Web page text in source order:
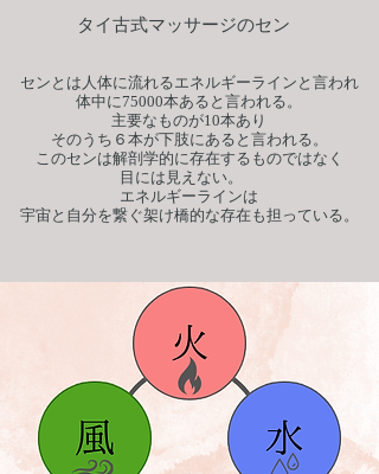
センとは人体に流れるエネルギーラインと言われ
体中に75000本あると言われる。
主要なものが10本あり
そのうち６本が下肢にあると言われる。
このセンは解剖学的に存在するものではなく
目には見えない。
エネルギーラインは
宇宙と自分を繋ぐ架け橋的な存在も担っている。
​タイ古式マッサージのセン